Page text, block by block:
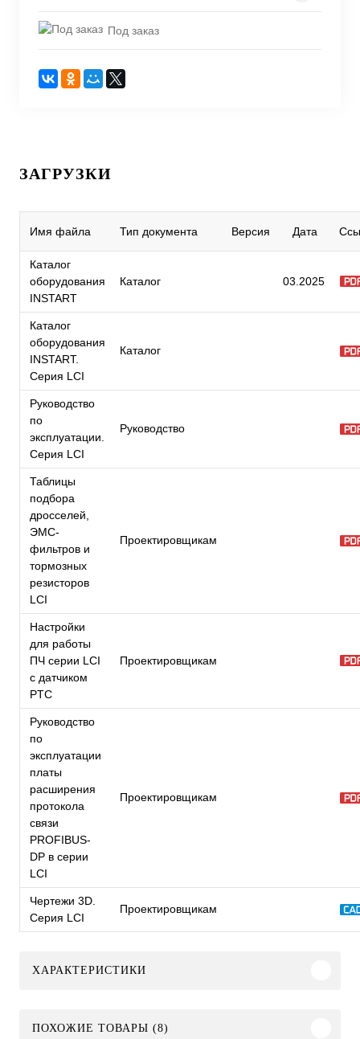
Под заказ
ЗАГРУЗКИ
Имя файла Тип документа Версия Дата
Каталог
оборудования
INSTART
Каталог 03.2025
Каталог
оборудования
INSTART.
Серия LCI
Каталог
Руководство
по
эксплуатации.
Серия LCI
Руководство
Таблицы
подбора
дросселей,
ЭМС-
фильтров и
тормозных
резисторов
LCI
Проектировщикам
Настройки
для работы
ПЧ серии LCI
с датчиком
PTC
Проектировщикам
Руководство
по
эксплуатации
платы
расширения
протокола
связи
PROFIBUS-
DP в серии
LCI
Проектировщикам
Чертежи 3D.
Серия LCI
Проектировщикам
ХАРАКТЕРИСТИКИ
ПОХОЖИЕ ТОВАРЫ (8)